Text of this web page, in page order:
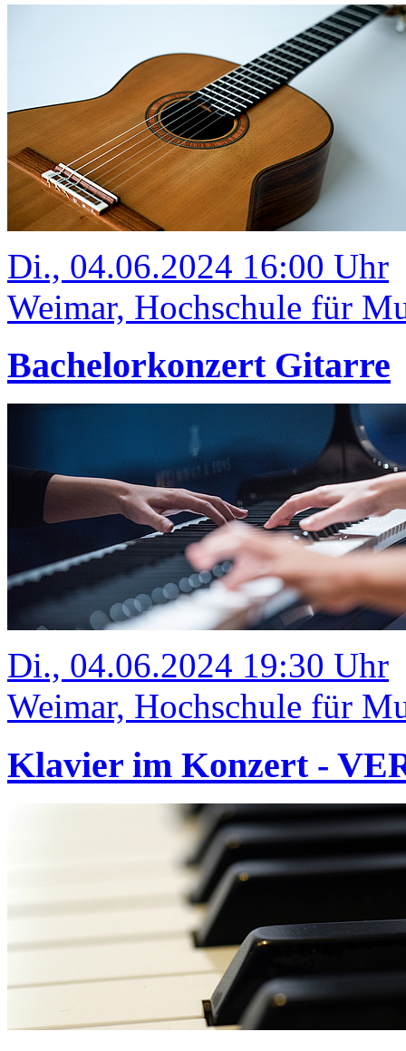
Di., 04.06.2024 16:00 Uhr
Weimar, Hochschule für
Bachelorkonzert Gitarre
Di., 04.06.2024 19:30 Uhr
Weimar, Hochschule für
Klavier im Konzert -